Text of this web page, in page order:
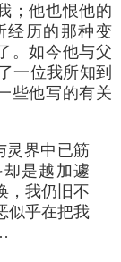
；他也恨他的
经历的那种变
。如今他与父
一位我所知到
些他写的有关
界中已筋
是越加遽
，我仍旧不
似乎在把我